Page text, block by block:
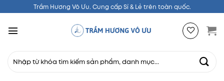
nội
Trầm Hương Vô Ưu. Cung cấp Sỉ & Lẻ trên toàn quốc.
Tìm